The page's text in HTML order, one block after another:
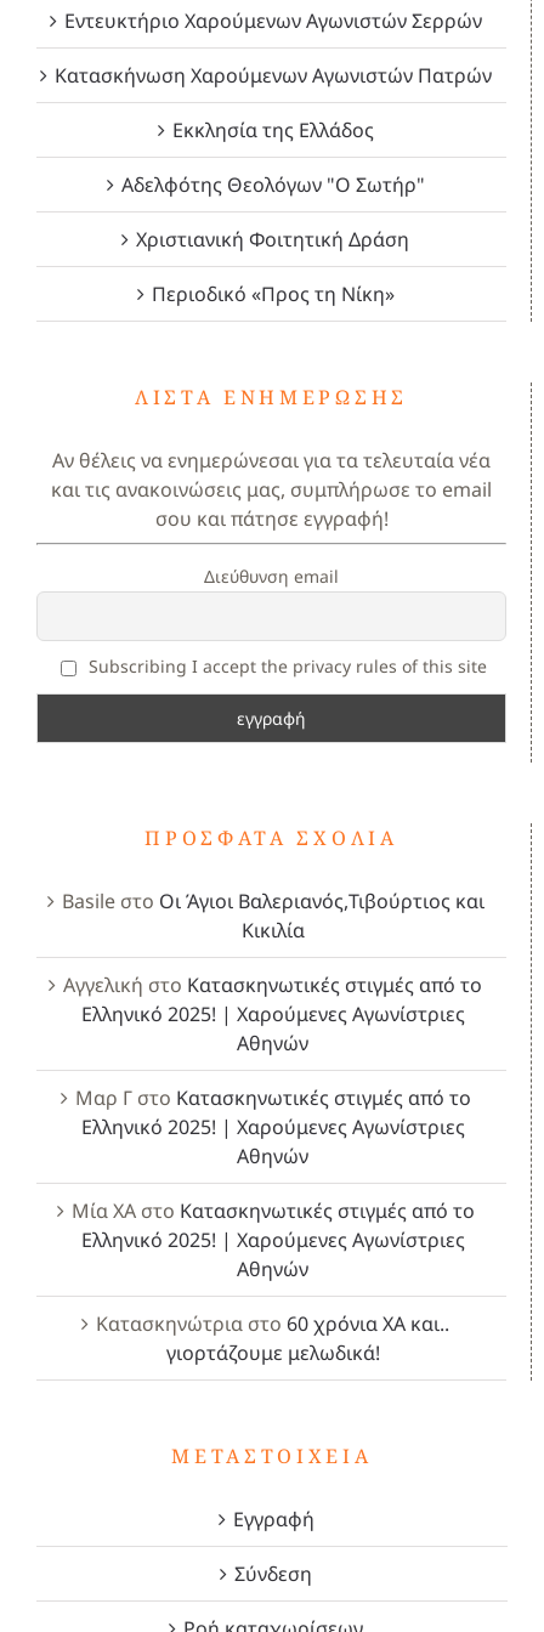
Εντευκτήριο Χαρούμενων Αγωνιστών Σερρών
Κατασκήνωση Χαρούμενων Αγωνιστών Πατρών
Εκκλησία της Ελλάδος
Αδελφότης Θεολόγων "Ο Σωτήρ"
Χριστιανική Φοιτητική Δράση
Περιοδικό «Προς τη Νίκη»
ΛΊΣΤΑ ΕΝΗΜΈΡΩΣΗΣ
Αν θέλεις να ενημερώνεσαι για τα τελευταία νέα
και τις ανακοινώσεις μας, συμπλήρωσε το email
σου και πάτησε εγγραφή!
Διεύθυνση email
Subscribing I accept the privacy rules of this site
ΠΡΌΣΦΑΤΑ ΣΧΌΛΙΑ
Basileστο Οι Άγιοι Βαλεριανός,Τιβούρτιος και
Κικιλία
Αγγελική στο Κατασκηνωτικές στιγμές από το
Ελληνικό 2025! | Χαρούμενες Αγωνίστριες
Αθηνών
Μαρ Γστο Κατασκηνωτικές στιγμές από το
Ελληνικό 2025! | Χαρούμενες Αγωνίστριες
Αθηνών
Μία ΧΑστο Κατασκηνωτικές στιγμές από το
Ελληνικό 2025! | Χαρούμενες Αγωνίστριες
Αθηνών
Κατασκηνώτρια στο 60 χρόνια ΧΑ και..
γιορτάζουμε μελωδικά!
ΜΕΤΑΣΤΟΙΧΕΊΑ
Εγγραφή
Σύνδεση